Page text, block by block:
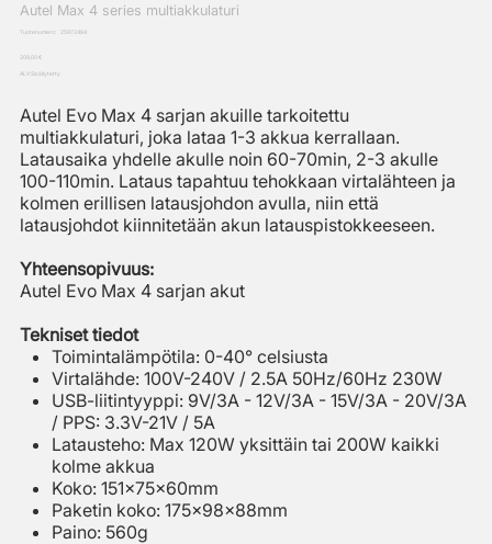
Autel Max 4 series multiakkulaturi
Tuotenumero:
SKU
25972494
Hinta
209,00 €
ALV Sisällytetty
Autel Evo Max 4 sarjan akuille tarkoitettu
multiakkulaturi, joka lataa 1-3 akkua kerrallaan.
Latausaika yhdelle akulle noin 60-70min, 2-3 akulle
100-110min. Lataus tapahtuu tehokkaan virtalähteen ja
kolmen erillisen latausjohdon avulla, niin että
latausjohdot kiinnitetään akun latauspistokkeeseen.
Yhteensopivuus:
Autel Evo Max 4 sarjan akut
Tekniset tiedot
Toimintalämpötila: 0-40° celsiusta
Virtalähde: 100V-240V / 2.5A 50Hz/60Hz 230W
USB-liitintyyppi: 9V/3A - 12V/3A - 15V/3A - 20V/3A
/ PPS: 3.3V-21V / 5A
Latausteho: Max 120W yksittäin tai 200W kaikki
kolme akkua
Koko: 151x75x60mm
Paketin koko: 175x98x88mm
Paino: 560g